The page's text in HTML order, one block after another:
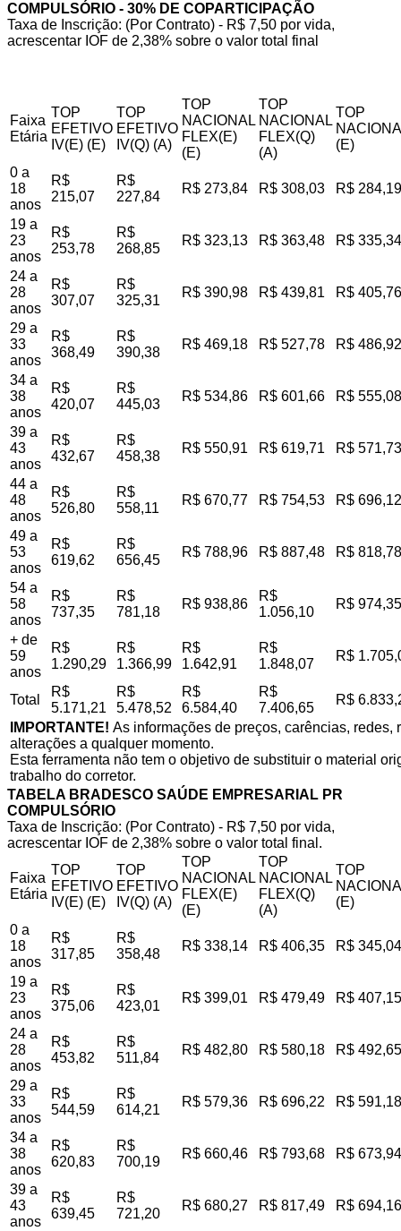
COMPULSÓRIO - 30% DE COPARTICIPAÇÃO
Taxa de Inscrição: (Por Contrato) - R$ 7,50 por vida,
acrescentar IOF de 2,38% sobre o valor total final
Faixa
Etária
TOP
EFETIVO
IV(E) (E)
TOP
EFETIVO
IV(Q) (A)
TOP
NACIONAL
FLEX(E)
(E)
TOP
NACIONAL
FLEX(Q)
(A)
TOP
(E)
0 a
18
anos
R$
215,07
R$
227,84
R$ 273,84 R$ 308,03 R$ 284,19
19 a
23
anos
R$
253,78
R$
268,85
R$ 323,13 R$ 363,48 R$ 335,34
24 a
28
anos
R$
307,07
R$
325,31
R$ 390,98 R$ 439,81 R$ 405,76
29 a
33
anos
R$
368,49
R$
390,38
R$ 469,18 R$ 527,78 R$ 486,92
34 a
38
anos
R$
420,07
R$
445,03
R$ 534,86 R$ 601,66 R$ 555,08
39 a
43
anos
R$
432,67
R$
458,38
R$ 550,91 R$ 619,71 R$ 571,73
44 a
48
anos
R$
526,80
R$
558,11
R$ 670,77 R$ 754,53 R$ 696,12
49 a
53
anos
R$
619,62
R$
656,45
R$ 788,96 R$ 887,48 R$ 818,78
54 a
58
anos
R$
737,35
R$
781,18
R$ 938,86
R$
1.056,10
R$ 974,35
+ de
59
anos
R$
1.290,29
R$
1.366,99
R$
1.642,91
R$
1.848,07
R$
Total
R$
5.171,21
R$
5.478,52
R$
6.584,40
R$
7.406,65
R$
IMPORTANTE! As informações de preços, carências,
alterações a qualquer momento.
Esta ferramenta não tem o objetivo de substituir o material
trabalho do corretor.
TABELA BRADESCO SAÚDE EMPRESARIAL PR
COMPULSÓRIO
Taxa de Inscrição: (Por Contrato) - R$ 7,50 por vida,
acrescentar IOF de 2,38% sobre o valor total final.
Faixa
Etária
TOP
EFETIVO
IV(E) (E)
TOP
EFETIVO
IV(Q) (A)
TOP
NACIONAL
FLEX(E)
(E)
TOP
NACIONAL
FLEX(Q)
(A)
TOP
(E)
0 a
18
anos
R$
317,85
R$
358,48
R$ 338,14 R$ 406,35 R$ 345,04
19 a
23
anos
R$
375,06
R$
423,01
R$ 399,01 R$ 479,49 R$ 407,15
24 a
28
anos
R$
453,82
R$
511,84
R$ 482,80 R$ 580,18 R$ 492,65
29 a
33
anos
R$
544,59
R$
614,21
R$ 579,36 R$ 696,22 R$ 591,18
34 a
38
anos
R$
620,83
R$
700,19
R$ 660,46 R$ 793,68 R$ 673,94
39 a
43
anos
R$
639,45
R$
721,20
R$ 680,27 R$ 817,49 R$ 694,16